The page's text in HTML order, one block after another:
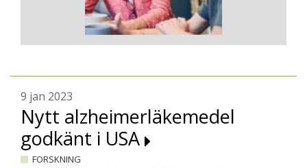
9 jan 2023
Nytt alzheimerläkemedel
godkänt i USA
FORSKNING